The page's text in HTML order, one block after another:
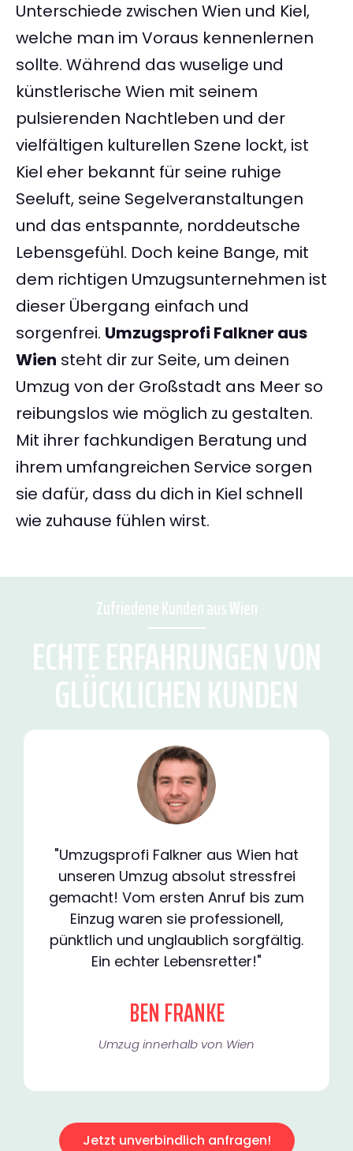
Unterschiede zwischen Wien und Kiel,
welche man im Voraus kennenlernen
sollte. Während das wuselige und
künstlerische Wien mit seinem
pulsierenden Nachtleben und der
vielfältigen kulturellen Szene lockt, ist
Kiel eher bekannt für seine ruhige
Seeluft, seine Segelveranstaltungen
und das entspannte, norddeutsche
Lebensgefühl. Doch keine Bange, mit
dem richtigen Umzugsunternehmen ist
dieser Übergang einfach und
sorgenfrei. Umzugsprofi Falkner aus
Wien steht dir zur Seite, um deinen
Umzug von der Großstadt ans Meer so
reibungslos wie möglich zu gestalten.
Mit ihrer fachkundigen Beratung und
ihrem umfangreichen Service sorgen
sie dafür, dass du dich in Kiel schnell
wie zuhause fühlen wirst.
Zufriedene Kunden aus Wien
ECHTE ERFAHRUNGEN VON
GLÜCKLICHEN KUNDEN
"Umzugsprofi Falkner aus Wien hat
unseren Umzug absolut stressfrei
gemacht! Vom ersten Anruf bis zum
Einzug waren sie professionell,
pünktlich und unglaublich sorgfältig.
Ein echter Lebensretter!"
BEN FRANKE
Umzug innerhalb von Wien​
Jetzt unverbindlich anfragen!